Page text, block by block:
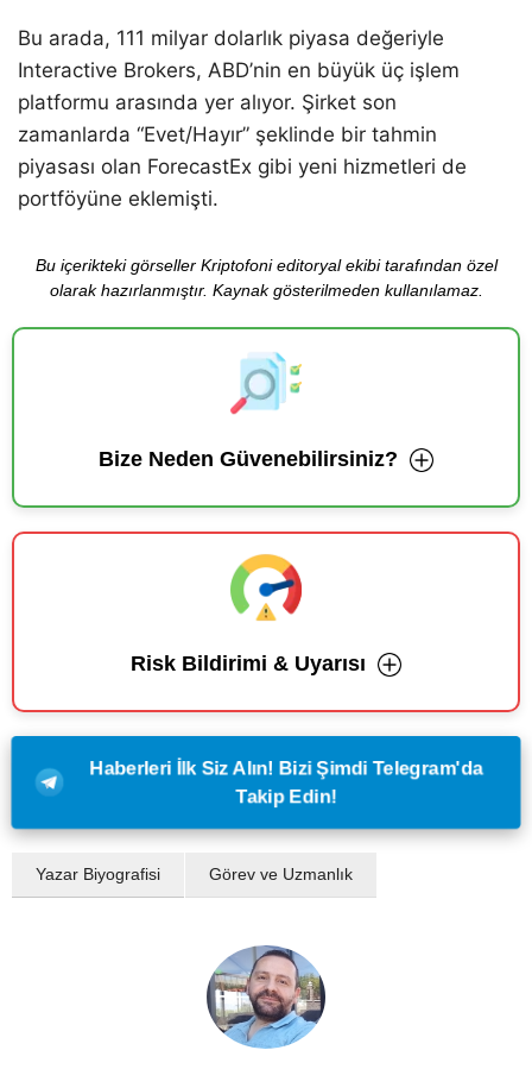
Bu arada, 111 milyar dolarlık piyasa değeriyle
Interactive Brokers, ABD’nin en büyük üç işlem
platformu arasında yer alıyor. Şirket son
zamanlarda “Evet/Hayır” şeklinde bir tahmin
piyasası olan ForecastEx gibi yeni hizmetleri de
portföyüne eklemişti.
Bu içerikteki görseller Kriptofoni editoryal ekibi tarafından özel
olarak hazırlanmıştır. Kaynak gösterilmeden kullanılamaz.
Bize Neden Güvenebilirsiniz?
Risk Bildirimi & Uyarısı
Haberleri İlk Siz Alın! Bizi Şimdi Telegram'da
Takip Edin!
Yazar Biyografisi Görev ve Uzmanlık